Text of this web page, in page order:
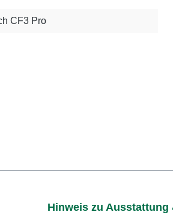
CF3 Pro
Hinweis zu Ausstattung